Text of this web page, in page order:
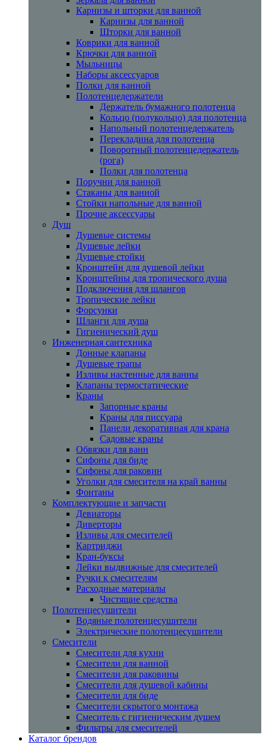
Карнизы и шторки для ванной
Карнизы для ванной
Шторки для ванной
Коврики для ванной
Крючки для ванной
Мыльницы
Наборы аксессуаров
Полки для ванной
Полотенцедержатели
Держатель бумажного полотенца
Кольцо (полукольцо) для полотенца
Напольный полотенцедержатель
Перекладина для полотенца
Поворотный полотенцедержатель
(рога)
Полки для полотенца
Поручни для ванной
Стаканы для ванной
Стойки напольные для ванной
Прочие аксессуары
Душ
Душевые системы
Душевые лейки
Душевые стойки
Кронштейн для душевой лейки
Кронштейны для тропического душа
Подключения для шлангов
Тропические лейки
Форсунки
Шланги для душа
Гигиенический душ
Инженерная сантехника
Донные клапаны
Душевые трапы
Изливы настенные для ванны
Клапаны термостатические
Краны
Запорные краны
Краны для писсуара
Панели декоративная для крана
Садовые краны
Обвязки для ванн
Сифоны для биде
Сифоны для раковин
Уголки для смесителя на край ванны
Фонтаны
Комплектующие и запчасти
Девиаторы
Диверторы
Изливы для смесителей
Картриджи
Кран-буксы
Лейки выдвижные для смесителей
Ручки к смесителям
Расходные материалы
Чистящие средства
Полотенцесушители
Водяные полотенцесушители
Электрические полотенцесушители
Смесители
Смесители для кухни
Смесители для ванной
Смесители для раковины
Смесители для душевой кабины
Смесители для биде
Смесители скрытого монтажа
Смеситель с гигиеническим душем
Фильтры для смесителей
Каталог брендов